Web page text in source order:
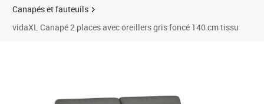
Canapés et fauteuils
vidaXL Canapé 2 places avec oreillers gris foncé 140 cm tissu